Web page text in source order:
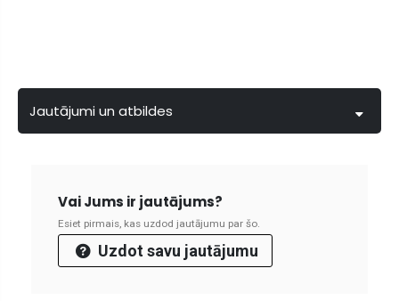
Jautājumi un atbildes
Vai Jums ir jautājums?
Esiet pirmais, kas uzdod jautājumu par šo.
Uzdot savu jautājumu